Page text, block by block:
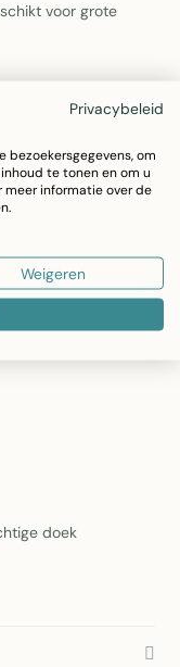
voor grote
doek
m
doek
Privacybeleid
bezoekersgegevens, om
te tonen en om u
informatie over de
Weigeren